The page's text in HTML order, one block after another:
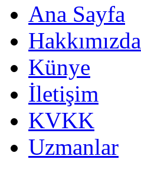
Ana Sayfa
Hakkımızda
Künye
İletişim
KVKK
Uzmanlar